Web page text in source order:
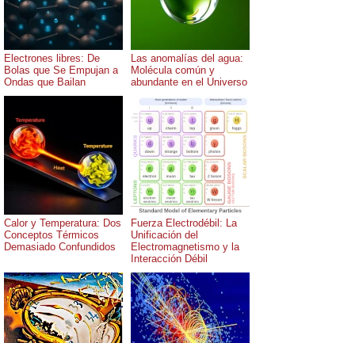
Electrones libres: De
Bolas que Se Empujan a
Ondas que Bailan
Las anomalías del agua:
Molécula común y
abundante en el Universo
Calor y Temperatura: Dos
Conceptos Térmicos
Demasiado Confundidos
Fuerza Electrodébil: La
Unificación del
Electromagnetismo y la
Interacción Débil